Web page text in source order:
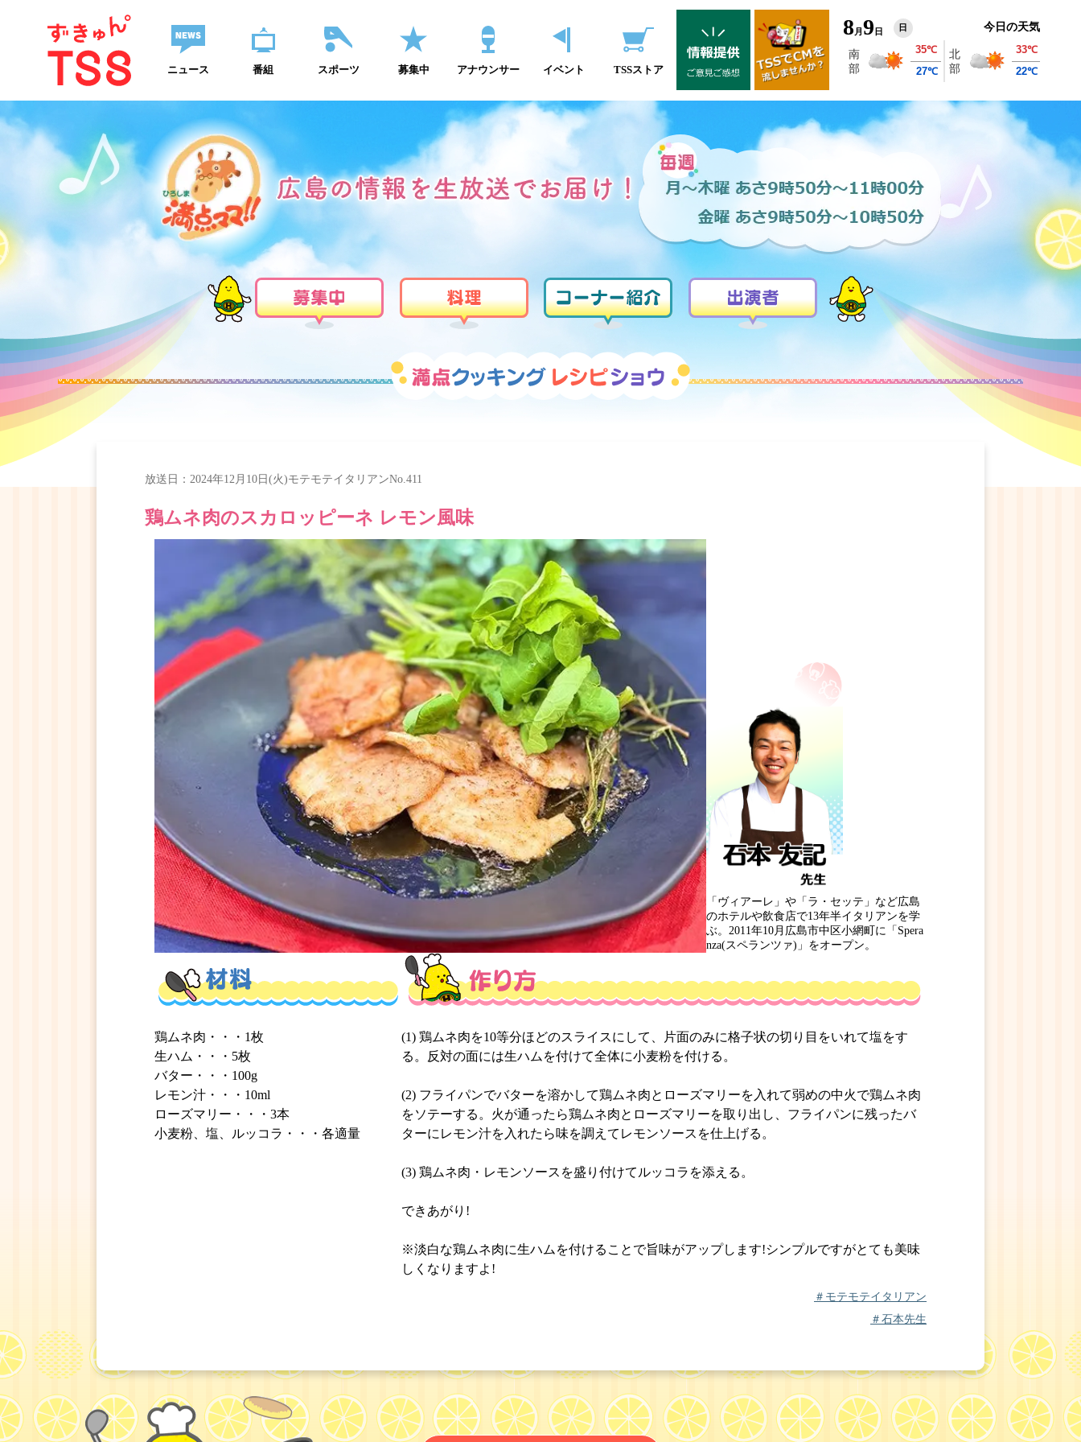
ニュース 番組 スポーツ 募集中 アナウンサー イベント TSSストア
8 月9 日 日 今日の天気
放送日： 2024年12月10日(火)モテモテイタリアンNo.411
鶏ムネ肉のスカロッピーネ レモン風味
「ヴィアーレ」や「ラ・セッテ」など広島
のホテルや飲食店で13年半イタリアンを学
ぶ。2011年10月広島市中区小網町に「Spera
nza(スペランツァ)」をオープン。
鶏ムネ肉・・・1枚
生ハム・・・5枚
バター・・・100g
レモン汁・・・10ml
ローズマリー・・・3本
小麦粉、塩、ルッコラ・・・各適量
(1) 鶏ムネ肉を10等分ほどのスライスにして、片面のみに格子状の切り目をいれて塩をす
る。反対の面には生ハムを付けて全体に小麦粉を付ける。
(2) フライパンでバターを溶かして鶏ムネ肉とローズマリーを入れて弱めの中火で鶏ムネ肉
をソテーする。火が通ったら鶏ムネ肉とローズマリーを取り出し、フライパンに残ったバ
ターにレモン汁を入れたら味を調えてレモンソースを仕上げる。
(3) 鶏ムネ肉・レモンソースを盛り付けてルッコラを添える。
できあがり!
※淡白な鶏ムネ肉に生ハムを付けることで旨味がアップします!シンプルですがとても美味
しくなりますよ!
＃モテモテイタリアン
＃石本先生